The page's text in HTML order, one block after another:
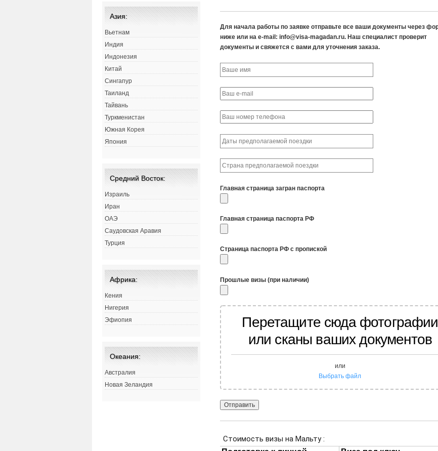
Для начала работы по заявке отправьте все ваши документы через
ниже или на e-mail: info@visa-magadan.ru. Наш специалист проверит
документы и свяжется с вами для уточнения заказа.
Главная страница загран паспорта
Главная страница паспорта РФ
Страница паспорта РФ с пропиской
Прошлые визы (при наличии)
Перетащите сюда фотографии
или сканы ваших документов
или
Выбрать файл
Азия:
Вьетнам
Индия
Индонезия
Китай
Сингапур
Таиланд
Тайвань
Туркменистан
Южная Корея
Япония
Средний Восток:
Израиль
Иран
ОАЭ
Саудовская Аравия
Турция
Африка:
Кения
Нигерия
Эфиопия
Океания:
Австралия
Новая Зеландия